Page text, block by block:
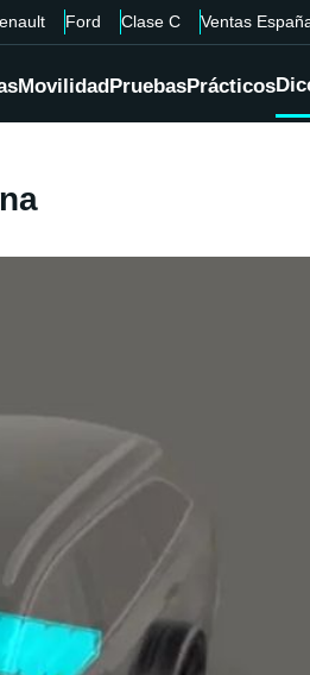
Ford Clase C Ventas
MovilidadPruebasPrácticos